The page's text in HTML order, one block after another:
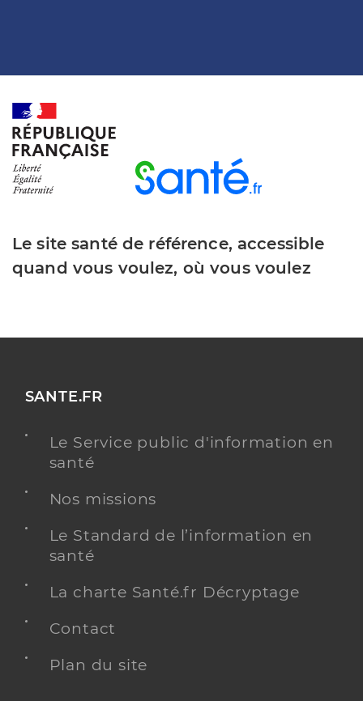
Le site santé de référence, accessible
quand vous voulez, où vous voulez
SANTE.FR
Le Service public d'information en
santé
Nos missions
Le Standard de l’information en
santé
La charte Santé.fr Décryptage
Contact
Plan du site